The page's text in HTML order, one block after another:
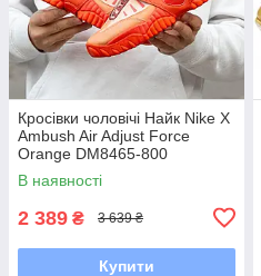
Кросівки чоловічі Найк Nike X
Ambush Air Adjust Force
Orange DM8465-800
В наявності
2 389 ₴ 3 639 ₴
Купити